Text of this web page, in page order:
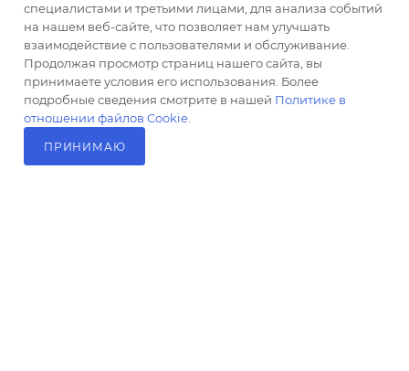
Магазин-склад ТЦ "Альтус"
Ростовская обл, Аксайский р-н,
пос. Янтарный, Малое Зеленое
Кольцо, 3, ТЦ "Альтус" 1 этаж
Показать на карте
специалистами и третьими лицами, для анализа событий
на нашем веб-сайте, что позволяет нам улучшать
взаимодействие с пользователями и обслуживание.
Продолжая просмотр страниц нашего сайта, вы
принимаете условия его использования. Более
подробные сведения смотрите в нашей Политике в
отношении файлов Cookie
ПРИНИМАЮ